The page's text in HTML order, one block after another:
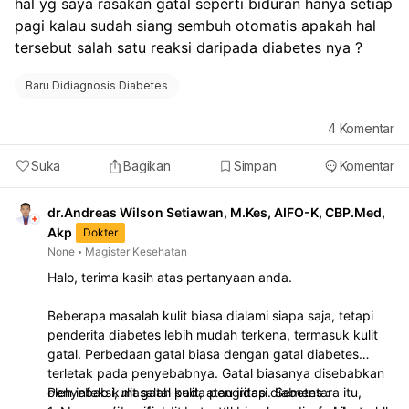
Menjaga kadar gula darah tetap terkontrol:Ini adalah
kunci utama untuk mencegah kerusakan lebih lanjut
pada pembuluh darah mata.
membantu menjaga kadar gula darah stabil.
spesialis mata secara teratur untuk deteksi dini dan
penanganan komplikasi seperti katarak diabetik,
retinopati diabetik, atau edema makula diabetik.
pengobatan dari dokter mata. Sangat disarankan
untuk berkonsultasi dengan dokter yang merawat
diabetes Anda untuk penyesuaian terapi dan juga
memeriksakan diri ke dokter spesialis mata untuk
hal yg saya rasakan gatal seperti biduran hanya setiap
pagi kalau sudah siang sembuh otomatis apakah hal
tersebut salah satu reaksi daripada diabetes nya ?
Baru Didiagnosis Diabetes
Suka Bagikan Simpan Komentar
4 Komentar
dr.Andreas Wilson Setiawan, M.Kes, AIFO-K, CBP.Med,
Akp
Dokter
None
Magister Kesehatan
Halo, terima kasih atas pertanyaan anda.
Beberapa masalah kulit biasa dialami siapa saja, tetapi
penderita diabetes lebih mudah terkena, termasuk kulit
gatal. Perbedaan gatal biasa dengan gatal diabetes
terletak pada penyebabnya. Gatal biasanya disebabkan
oleh infeksi, masalah kulit, atau iritasi. Sementara itu,
Penyebab kulit gatal pada pengidap diabetes :